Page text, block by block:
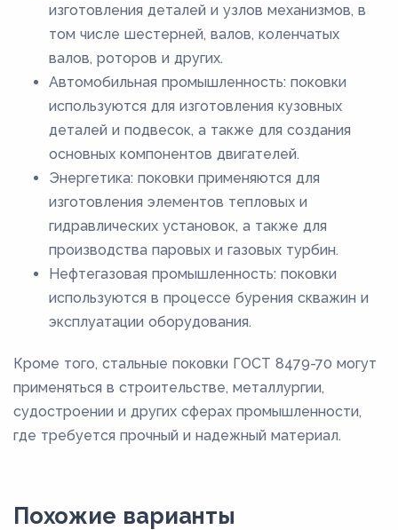
изготовления деталей и узлов механизмов, в
том числе шестерней, валов, коленчатых
валов, роторов и других.
Автомобильная промышленность: поковки
используются для изготовления кузовных
деталей и подвесок, а также для создания
основных компонентов двигателей.
Энергетика: поковки применяются для
изготовления элементов тепловых и
гидравлических установок, а также для
производства паровых и газовых турбин.
Нефтегазовая промышленность: поковки
используются в процессе бурения скважин и
эксплуатации оборудования.
Кроме того, стальные поковки ГОСТ 8479-70 могут
применяться в строительстве, металлургии,
судостроении и других сферах промышленности,
где требуется прочный и надежный материал.
Похожие варианты